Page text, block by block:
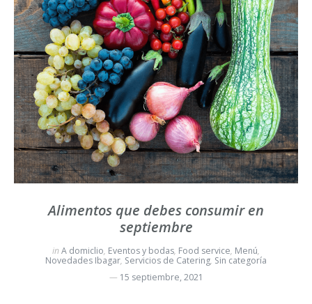
Alimentos que debes consumir en
septiembre
inA domiclio, Eventos y bodas, Food service, Menú,
Novedades Ibagar, Servicios de Catering, Sin categoría
15 septiembre, 2021